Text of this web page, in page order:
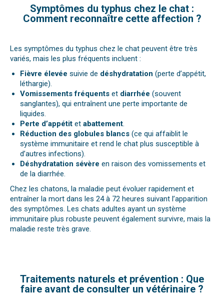
Symptômes du typhus chez le chat :
Comment reconnaître cette affection ?
Les symptômes du typhus chez le chat peuvent être très
variés, mais les plus fréquents incluent :
Fièvre élevée suivie de déshydratation (perte d’appétit,
léthargie).
Vomissements fréquents et diarrhée (souvent
sanglantes), qui entraînent une perte importante de
liquides.
Perte d’appétit et abattement.
Réduction des globules blancs (ce qui affaiblit le
système immunitaire et rend le chat plus susceptible à
d’autres infections).
Déshydratation sévère en raison des vomissements et
de la diarrhée.
Chez les chatons, la maladie peut évoluer rapidement et
entraîner la mort dans les 24 à 72 heures suivant l’apparition
des symptômes. Les chats adultes ayant un système
immunitaire plus robuste peuvent également survivre, mais la
maladie reste très grave.
Traitements naturels et prévention : Que
faire avant de consulter un vétérinaire ?